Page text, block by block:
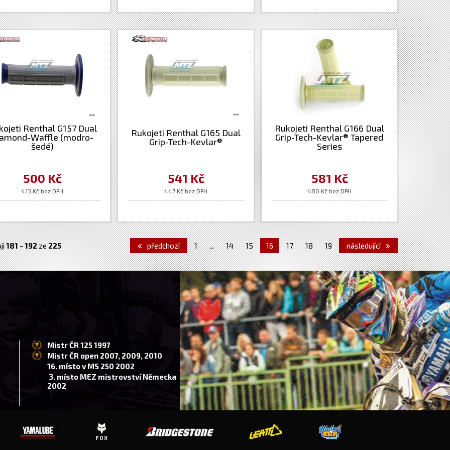
Renthal G157 Dual
Waffle (modro-
šedé)
500 Kč
413 Kč bez DPH
Rukojeti Renthal G165 Dual
Grip-Tech-Kevlar®
541 Kč
447 Kč bez DPH
Rukojeti Renthal G166 Dual
Grip-Tech-Kevlar® Tapered
Series
581 Kč
480 Kč bez DPH
181-192ze225 předchozí 1 ... 14 15 16 17 18 19 následující
Mistr ČR 125 1997
Mistr ČR open 2007, 2009, 2010
16. místo v MS 250 2002
3. místo MEZ mistrovství Německa
2002